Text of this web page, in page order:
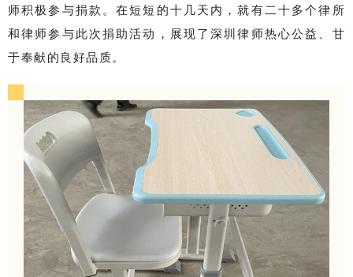
师积极参与捐款。在短短的十几天内，就有二十多个律所
和律师参与此次捐助活动，展现了深圳律师热心公益、甘
于奉献的良好品质。